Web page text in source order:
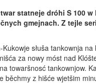
statneje dróhi S 100
gmejnach. Z tejle
słuša tankownja
za nowy móst nad
towaršnosć tankownjow.
běchmy z hišće wjetšim